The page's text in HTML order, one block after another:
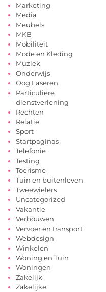
Marketing
Media
Meubels
MKB
Mobiliteit
Mode en Kleding
Muziek
Onderwijs
Oog Laseren
Particuliere
dienstverlening
Rechten
Relatie
Sport
Startpaginas
Telefonie
Testing
Toerisme
Tuin en buitenleven
Tweewielers
Uncategorized
Vakantie
Verbouwen
Vervoer en transport
Webdesign
Winkelen
Woning en Tuin
Woningen
Zakelijk
Zakelijke